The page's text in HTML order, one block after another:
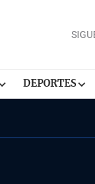
DEPORTES